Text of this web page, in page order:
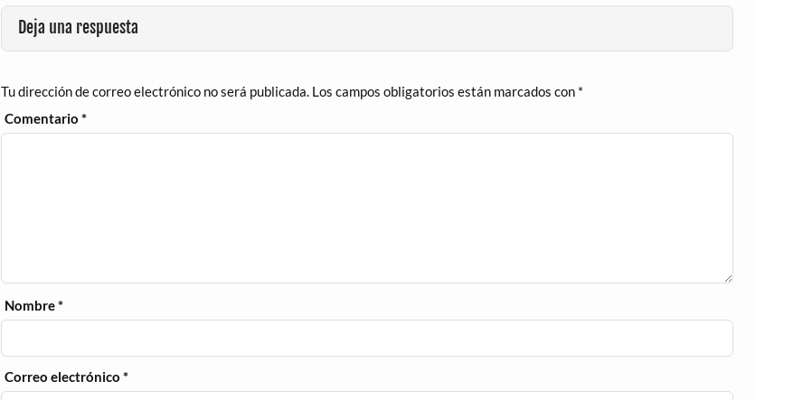
Deja una respuesta
Tu dirección de correo electrónico no será publicada. Los campos obligatorios están marcados con *
Comentario*
Nombre*
Correo electrónico*